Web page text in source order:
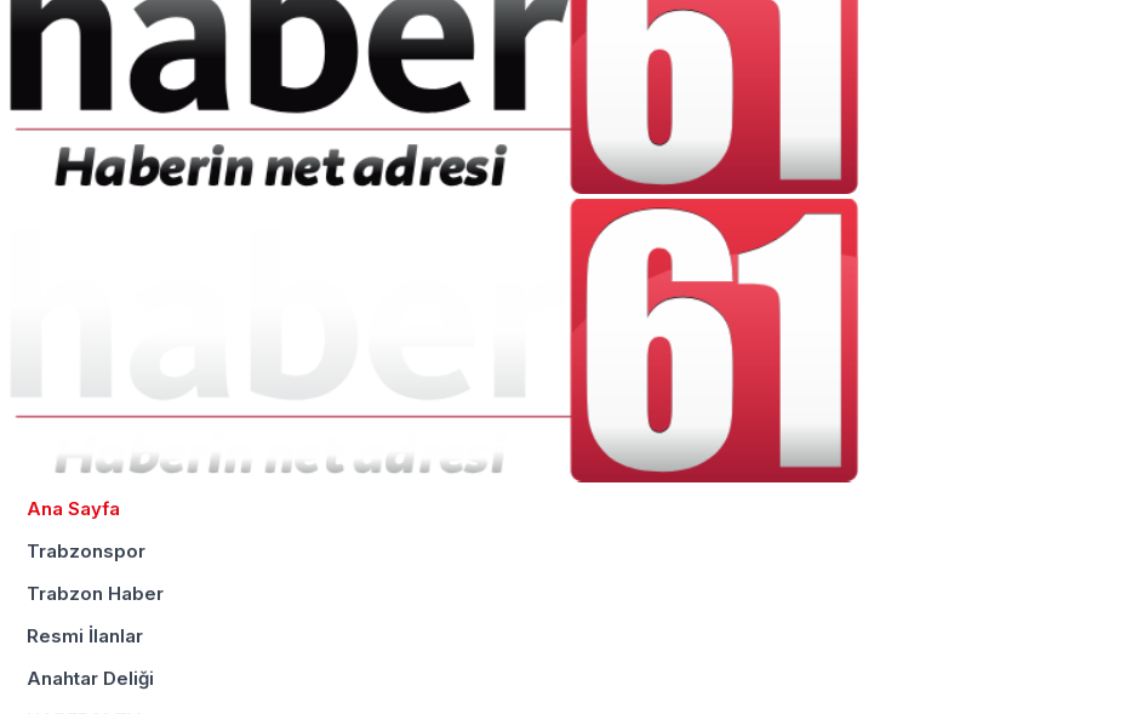
Ana Sayfa
Trabzonspor
Trabzon Haber
Resmi İlanlar
Anahtar Deliği